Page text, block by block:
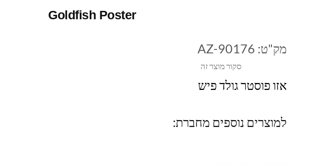
Goldfish Poster
סקור מוצר זה
מק"ט: AZ-90176
אזו פוסטר גולד פיש
למוצרים נוספים מחברת: